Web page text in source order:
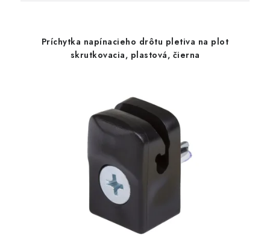
Príchytka napínacieho drôtu pletiva na plot
skrutkovacia, plastová, čierna